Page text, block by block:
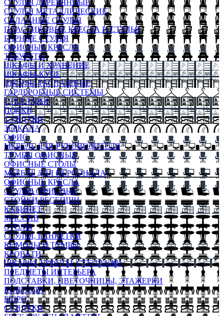
СТУЛЬЯ ДЕРЕВЯННЫЕ
СТУЛЬЯ МЕТАЛЛИЧЕСКИЕ
СКЛАДНЫЕ СТУЛЬЯ
ПЛАСТИКОВЫЕ КРЕСЛА И СТУЛЬЯ
БАРНЫЕ СТУЛЬЯ
ОФИСНЫЕ КРЕСЛА
ТАБУРЕТЫ
ШКАФЫ И ХРАНЕНИЕ
ШКАФЫ-КУПЕ
ШКАФЫ-РАСПАШНЫЕ
ГАРДЕРОБНЫЕ СИСТЕМЫ
СТЕЛЛАЖИ
ПОЛКИ
СУНДУКИ
ЗЕРКАЛА
ОФИС
МЕБЕЛЬ ДЛЯ РУКОВОДИТЕЛЯ
ТУМБЫ ОФИСНЫЕ
ОФИСНЫЕ СТОЛЫ
МЕБЕЛЬ ДЛЯ ПЕРСОНАЛА
ОФИСНЫЕ КРЕСЛА
СТУЛЬЯ ОФИСНЫЕ
СТОЙКИ РЕСЕПШН
КАБИНЕТ
МАССИВ
СТОЛЫ
СТУЛЬЯ, БАНКЕТКИ
КОМОДЫ И ТУМБЫ
КРОВАТИ
ШКАФЫ, БУФЕТЫ, СТЕЛЛАЖИ
ПРЕДМЕТЫ ИНТЕРЬЕРА
ПОДСТАВКИ, ЦВЕТОЧНИЦЫ, ЭТАЖЕРКИ
КОНСОЛИ
БЮРО
СУНДУКИ